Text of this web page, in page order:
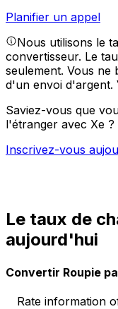
Planifier un appel
Nous utilisons le
convertisseur. Le
seulement. Vous ne
d'un envoi d'argent.
Saviez-vous que
l'étranger avec Xe ?
Inscrivez-vous
Le taux de
aujourd'hui
Convertir Roupie
Rate information